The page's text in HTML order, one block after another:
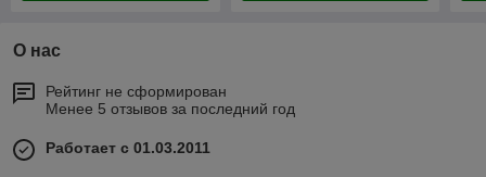
О нас
Рейтинг не сформирован
Менее 5 отзывов за последний год
Работает с 01.03.2011